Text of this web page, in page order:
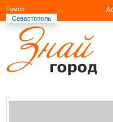
Томск
Севастополь